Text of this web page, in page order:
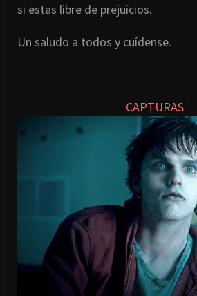
si estas libre de prejuicios.
Un saludo a todos y cuídense.
CAPTURAS